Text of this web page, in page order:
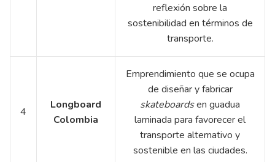
reflexión sobre la
sostenibilidad en términos de
transporte.
4
Longboard
Colombia
Emprendimiento que se ocupa
de diseñar y fabricar
skateboardsen guadua
laminada para favorecer el
transporte alternativo y
sostenible en las ciudades.